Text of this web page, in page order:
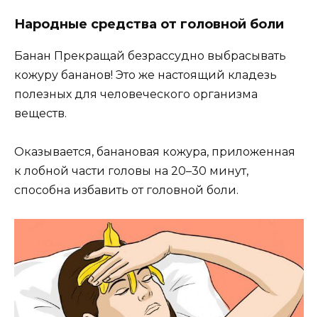
Народные средства от головной боли
Банан Прекращай безрассудно выбрасывать
кожуру бананов! Это же настоящий кладезь
полезных для человеческого организма
веществ.
Оказывается, банановая кожура, приложенная
к лобной части головы на 20–30 минут,
способна избавить от головной боли.